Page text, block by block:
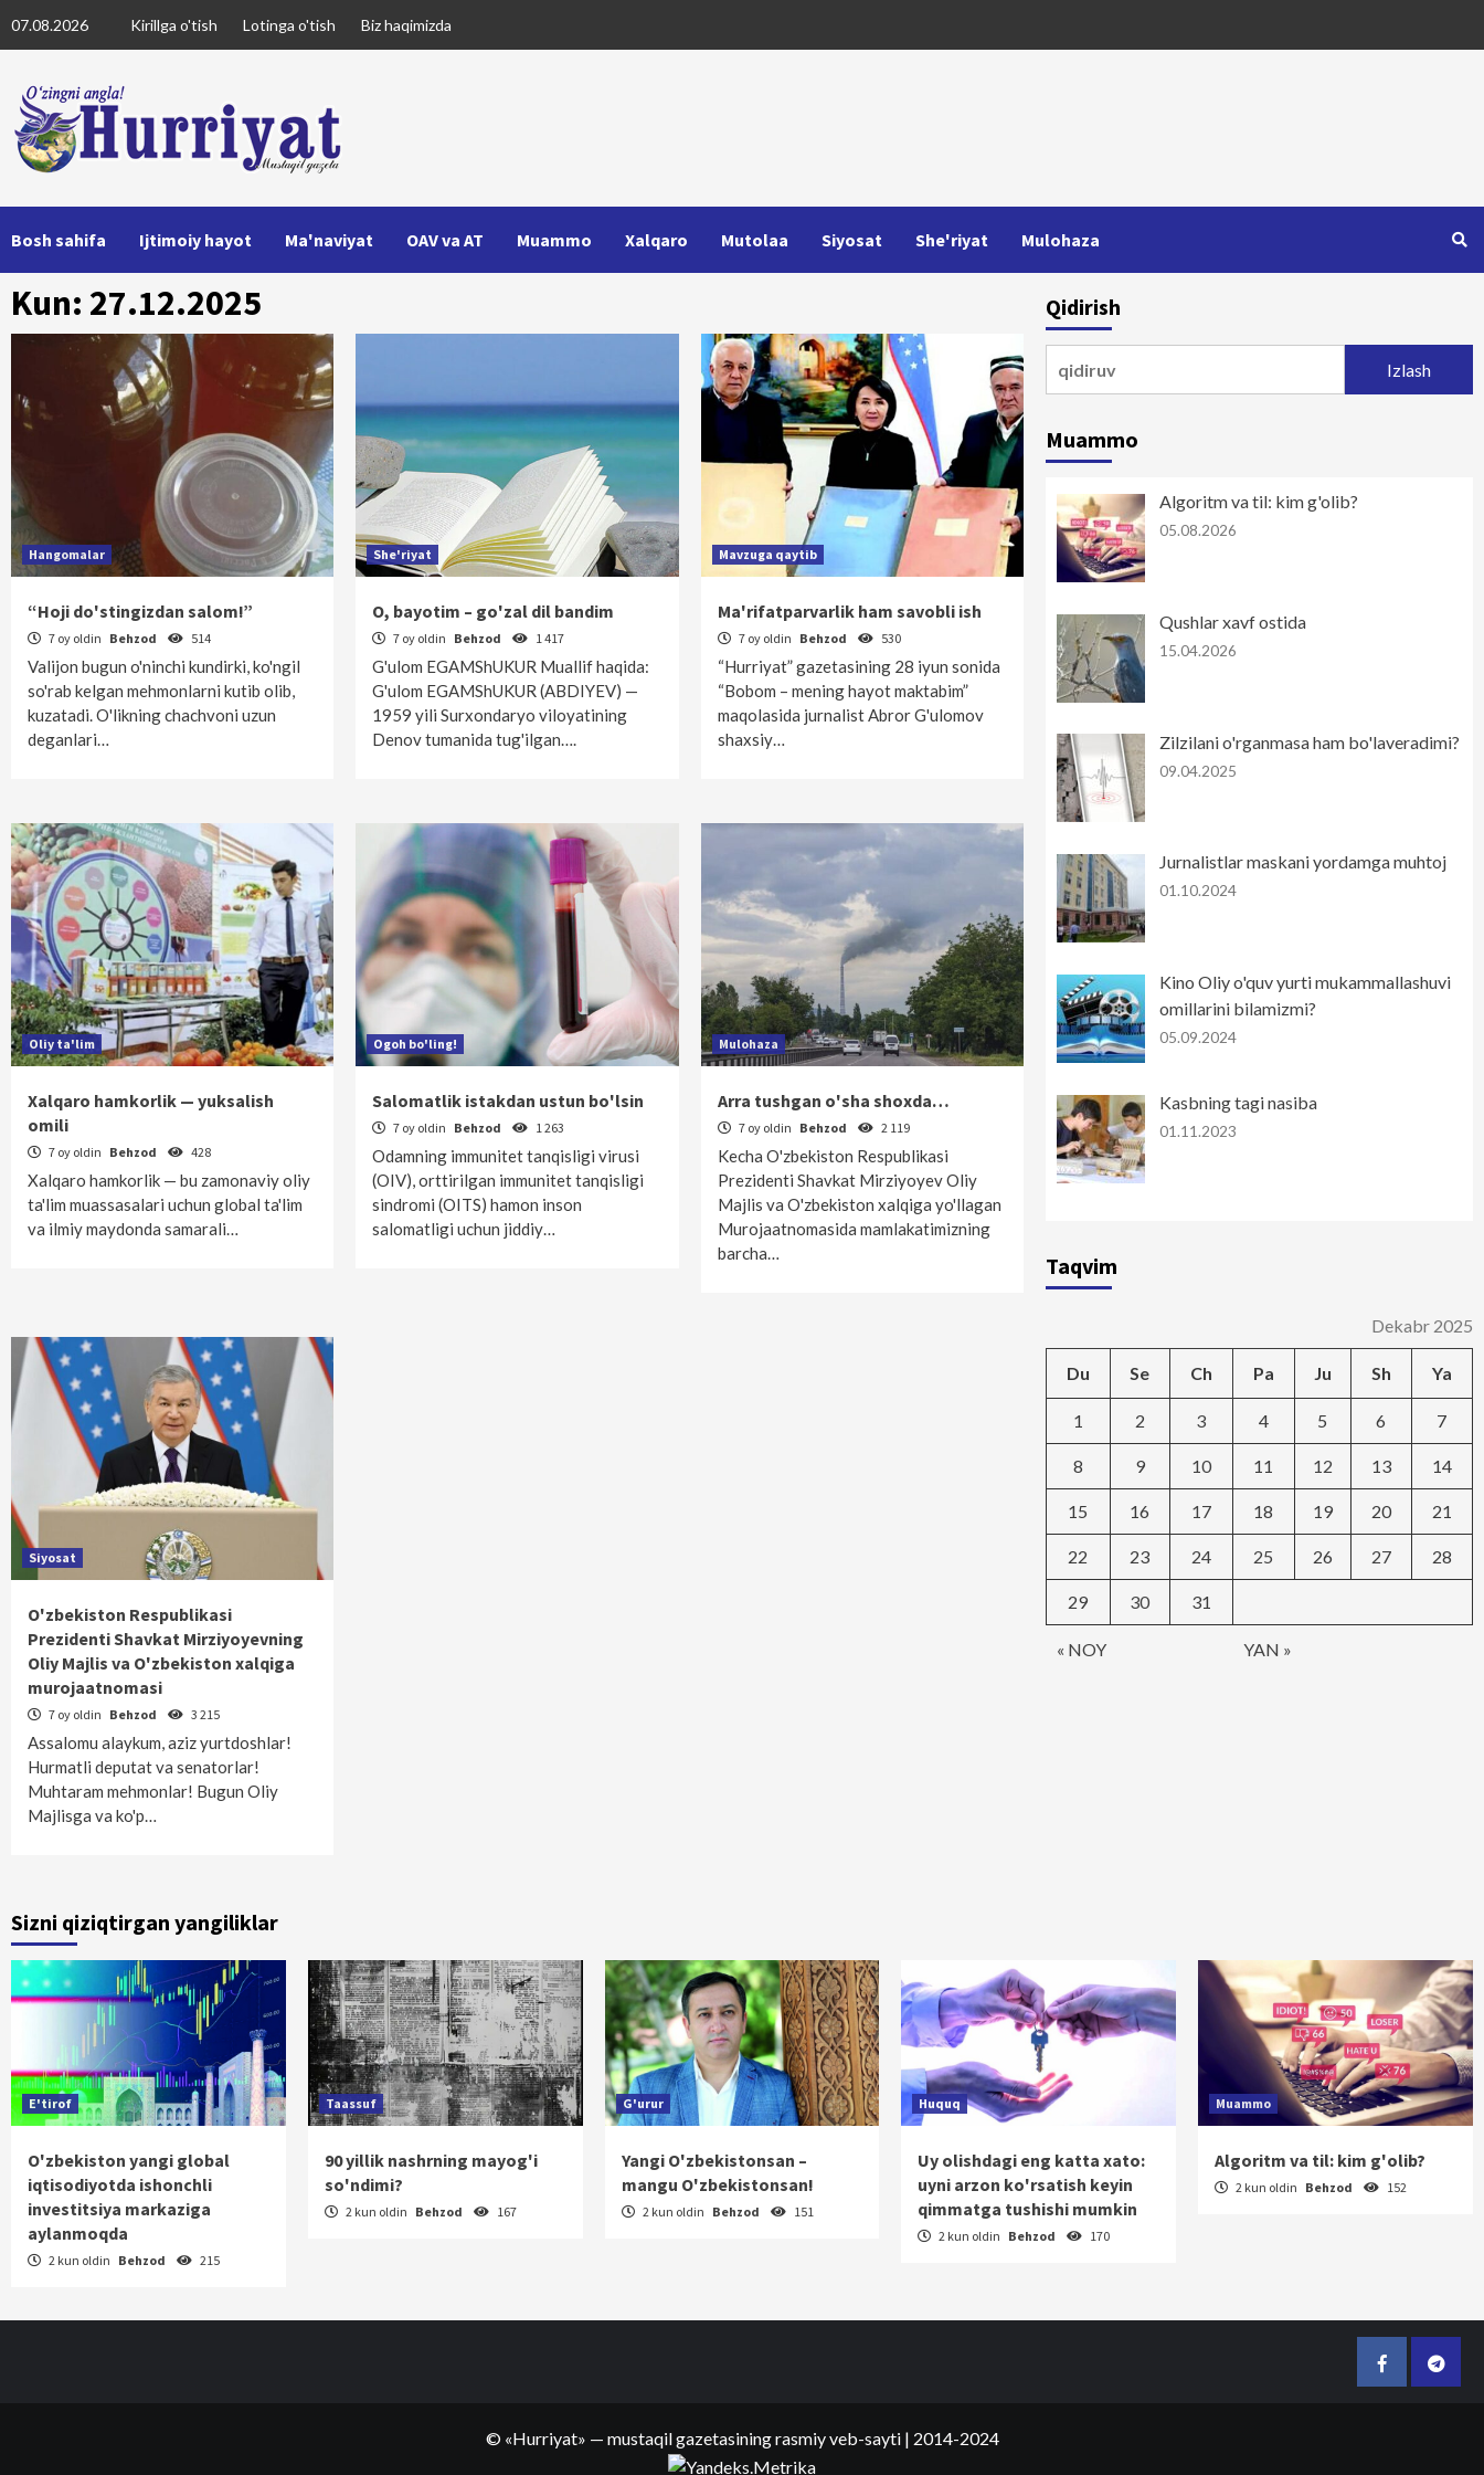
to
07.08.2026 Kirillga o'tish Lotinga o'tish Biz haqimizda
Bosh sahifa Ijtimoiy hayot Ma'naviyat OAV va AT Muammo Xalqaro Mutolaa Siyosat She'riyat Mulohaza
Kun: 27.12.2025
Hangomalar
“Hoji do'stingizdan salom!”
7 oy oldin Behzod 514
Valijon bugun o'ninchi kundirki, ko'ngil
so'rab kelgan mehmonlarni kutib olib,
kuzatadi. O'likning chachvoni uzun
deganlari…
She'riyat
O, bayotim – go'zal dil bandim
7 oy oldin Behzod 1 417
G'ulom EGAMShUKUR Muallif haqida:
G'ulom EGAMShUKUR (ABDIYEV) —
1959 yili Surxondaryo viloyatining
Denov tumanida tug'ilgan….
Mavzuga qaytib
Ma'rifatparvarlik ham savobli ish
7 oy oldin Behzod 530
“Hurriyat” gazetasining 28 iyun sonida
“Bobom – mening hayot maktabim”
maqolasida jurnalist Abror G'ulomov
shaxsiy…
Oliy ta'lim
Xalqaro hamkorlik — yuksalish
omili
7 oy oldin Behzod 428
Xalqaro hamkorlik — bu zamonaviy oliy
ta'lim muassasalari uchun global ta'lim
va ilmiy maydonda samarali…
Ogoh bo'ling!
Salomatlik istakdan ustun bo'lsin
7 oy oldin Behzod 1 263
Odamning immunitet tanqisligi virusi
(OIV), orttirilgan immunitet tanqisligi
sindromi (OITS) hamon inson
salomatligi uchun jiddiy…
Mulohaza
Arra tushgan o'sha shoxda…
7 oy oldin Behzod 2 119
Kecha O'zbekiston Respublikasi
Prezidenti Shavkat Mirziyoyev Oliy
Majlis va O'zbekiston xalqiga yo'llagan
Murojaatnomasida mamlakatimizning
barcha…
Siyosat
O'zbekiston Respublikasi
Prezidenti Shavkat Mirziyoyevning
Oliy Majlis va O'zbekiston xalqiga
murojaatnomasi
7 oy oldin Behzod 3 215
Assalomu alaykum, aziz yurtdoshlar!
Hurmatli deputat va senatorlar!
Muhtaram mehmonlar! Bugun Oliy
Majlisga va ko'p…
Qidirish
Muammo
Algoritm va til: kim g'olib?
05.08.2026
Qushlar xavf ostida
15.04.2026
Zilzilani o'rganmasa ham bo'laveradimi?
09.04.2025
Jurnalistlar maskani yordamga muhtoj
01.10.2024
Kino Oliy o'quv yurti mukammallashuvi
omillarini bilamizmi?
05.09.2024
Kasbning tagi nasiba
01.11.2023
Taqvim
Dekabr 2025
Du Se Ch Pa Ju Sh Ya
« NOY YAN »
1 2 3 4 5 6 7
8 9 10 11 12 13 14
15 16 17 18 19 20 21
22 23 24 25 26 27 28
29 30 31
Sizni qiziqtirgan yangiliklar
E'tirof
O'zbekiston yangi global
iqtisodiyotda ishonchli
investitsiya markaziga
aylanmoqda
2 kun oldin Behzod 215
Taassuf
90 yillik nashrning mayog'i
so'ndimi?
2 kun oldin Behzod 167
G'urur
Yangi O'zbekistonsan –
mangu O'zbekistonsan!
2 kun oldin Behzod 151
Huquq
Uy olishdagi eng katta xato:
uyni arzon ko'rsatish keyin
qimmatga tushishi mumkin
2 kun oldin Behzod 170
Muammo
Algoritm va til: kim g'olib?
2 kun oldin Behzod 152
Facebook
© «Hurriyat» — mustaqil gazetasining rasmiy veb-sayti | 2014-2024